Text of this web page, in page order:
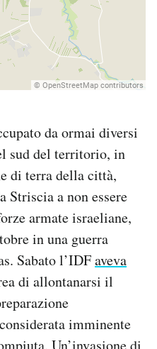
da ormai diversi
sud del territorio, in
di terra della città,
Striscia a non essere
armate israeliane,
in una guerra
Sabato l’IDFaveva
di allontanarsi il
imminente
Un’invasione di